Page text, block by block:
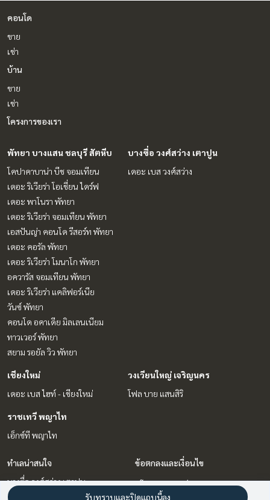
คอนโด
ขาย
เช่า
บ้าน
ขาย
เช่า
โครงการของเรา
พัทยา บางแสน ชลบุรี สัตหีบ
โคปาคาบาน่า บีช จอมเทียน
เดอะ ริเวียร่า โอเชี่ยน ไดร์ฟ
เดอะ พาโนรา พัทยา
เดอะ ริเวียร่า จอมเทียน พัทยา
เอสปันญ่า คอนโด รีสอร์ท พัทยา
เดอะ คอรัล พัทยา
เดอะ ริเวียร่า โมนาโก พัทยา
อควารัส จอมเทียน พัทยา
เดอะ ริเวียร่า แคลิฟอร์เนีย
วันซ์ พัทยา
คอนโด อคาเดีย มิลเลนเนียม
ทาวเวอร์ พัทยา
สยาม รอยัล วิว พัทยา
บางซื่อ วงศ์สว่าง เตาปูน
เดอะ เบส วงศ์สว่าง
เชียงใหม่
เดอะ เบส ไฮท์ - เชียงใหม่
วงเวียนใหญ่ เจริญนคร
โฟล บาย แสนสิริ
ราชเทวี พญาไท
เอ็กซ์ที พญาไท
ทำเลน่าสนใจ
บางซื่อ วงศ์สว่าง เตาปูน
ราชเทวี พญาไท
ข้อตกลงและเงื่อนไข
นโยบายความเป็นส่วนตัว
รับทราบและปิดแถบนี้ลง